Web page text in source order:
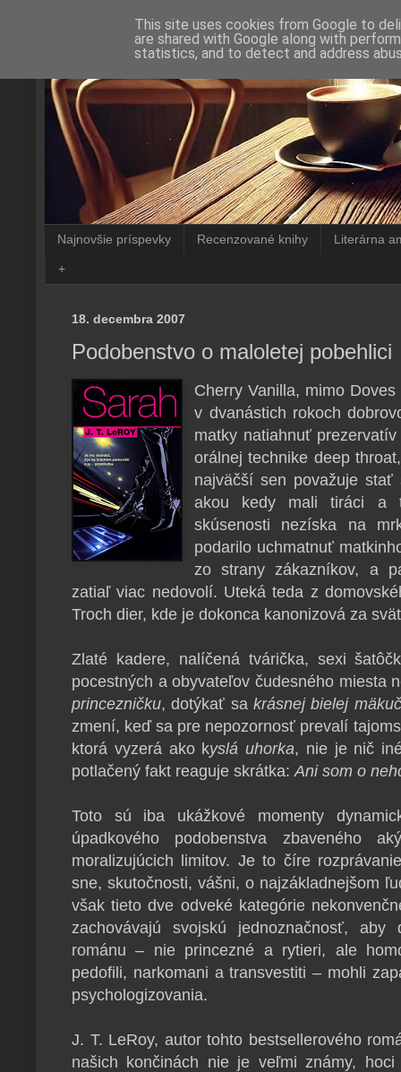
Najnovšie príspevky Recenzované knihy Literárna
+
18. decembra 2007
Podobenstvo o maloletej pobehlici
Cherry Vanilla, mimo
v dvanástich rokoch
matky natiahnuť
orálnej technike deep
najväčší sen považuje
akou kedy mali tiráci a
skúsenosti nezíska na
podarilo uchmatnuť
zo strany zákazníkov, a
zatiaľ viac nedovolí. Uteká teda z
Troch dier, kde je dokonca kanonizová za
Zlaté kadere, nalíčená tvárička, sexi
pocestných a obyvateľov čudesného miesta
princezničku, dotýkať sa krásnej bielej
zmení, keď sa pre nepozornosť prevalí
ktorá vyzerá ako kyslá uhorka, nie je nič
potlačený fakt reaguje skrátka: Ani som o
Toto sú iba ukážkové momenty
úpadkového podobenstva zbaveného
moralizujúcich limitov. Je to číre
sne, skutočnosti, vášni, o najzákladnejšom
však tieto dve odveké kategórie
zachovávajú svojskú jednoznačnosť,
románu – nie princezné a rytieri, ale
pedofili, narkomani a transvestiti – mohli
psychologizovania.
J. T. LeRoy, autor tohto bestsellerového
našich končinách nie je veľmi známy,
This site uses cookies from Google to
are shared with Google along with
statistics, and to detect and address